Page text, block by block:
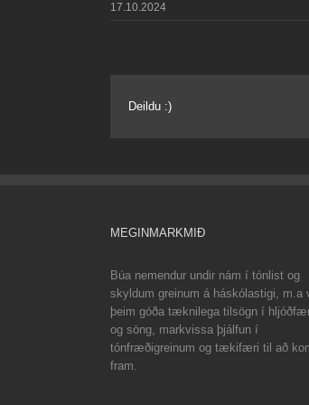
17.10.2024
Deildu :)
MEGINMARKMIÐ
Búa nemendur undir nám í tónlist og
skyldum greinum á háskólastigi, m.a
þeim góða tæknilega tilsögn í
og söng, markvissa þjálfun í
tónfræðigreinum og tækifæri til að
fram.